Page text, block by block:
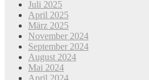
Juli 2025
April 2025
März 2025
November 2024
September 2024
August 2024
Mai 2024
April 2024